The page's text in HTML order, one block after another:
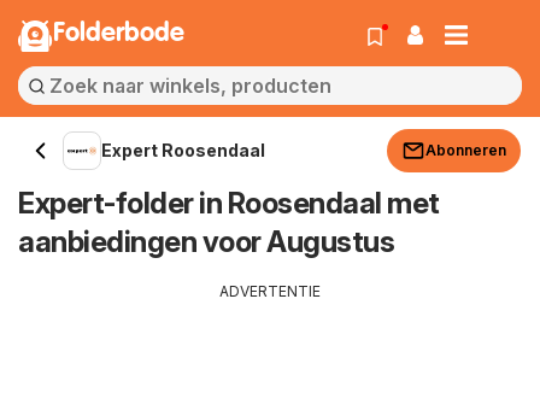
Folderbode
Expert Roosendaal Abonneren
Expert-folder in Roosendaal met
aanbiedingen voor Augustus
ADVERTENTIE